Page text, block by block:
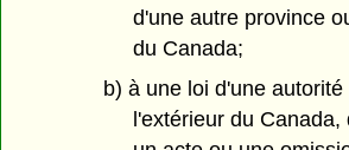
d'une autre province
du Canada;
b) à une loi d'une
l'extérieur du